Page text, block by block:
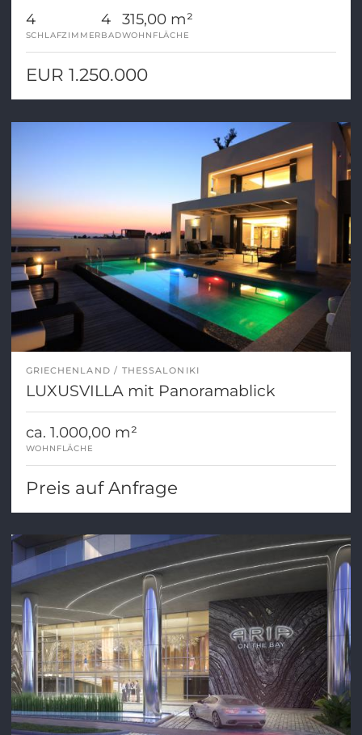
4
SCHLAFZIMMER
4
BAD
315,00 m²
WOHNFLÄCHE
EUR 1.250.000
GRIECHENLAND THESSALONIKI
LUXUSVILLA mit Panoramablick
ca. 1.000,00 m²
WOHNFLÄCHE
Preis auf Anfrage